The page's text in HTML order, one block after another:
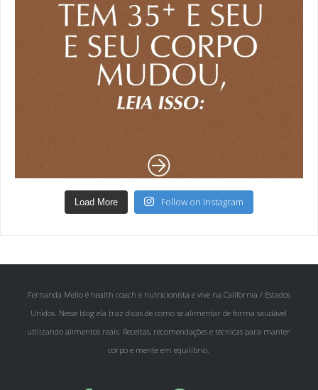
Load More Follow on Instagram
Unidos. Nesse blog ela traz dicas de como se alimentar de forma saudável
utilizando alimentos reais. Receitas, recomendações e técnicas para manter
corpo e mente em equilíbrio.